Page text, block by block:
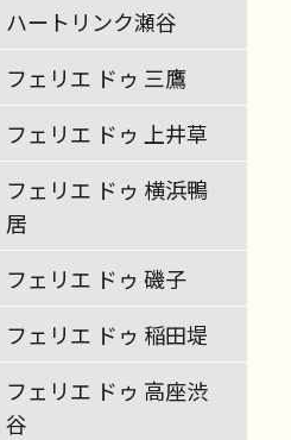
ハートリンク瀬谷
フェリエ ドゥ 三鷹
フェリエ ドゥ 上井草
フェリエ ドゥ 横浜鴨
居
フェリエ ドゥ 磯子
フェリエ ドゥ 稲田堤
フェリエ ドゥ 高座渋
谷